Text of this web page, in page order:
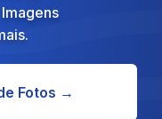
Fotos →